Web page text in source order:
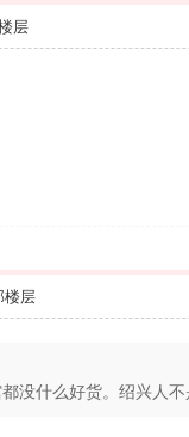
层
楼层
没什么好货。绍兴人